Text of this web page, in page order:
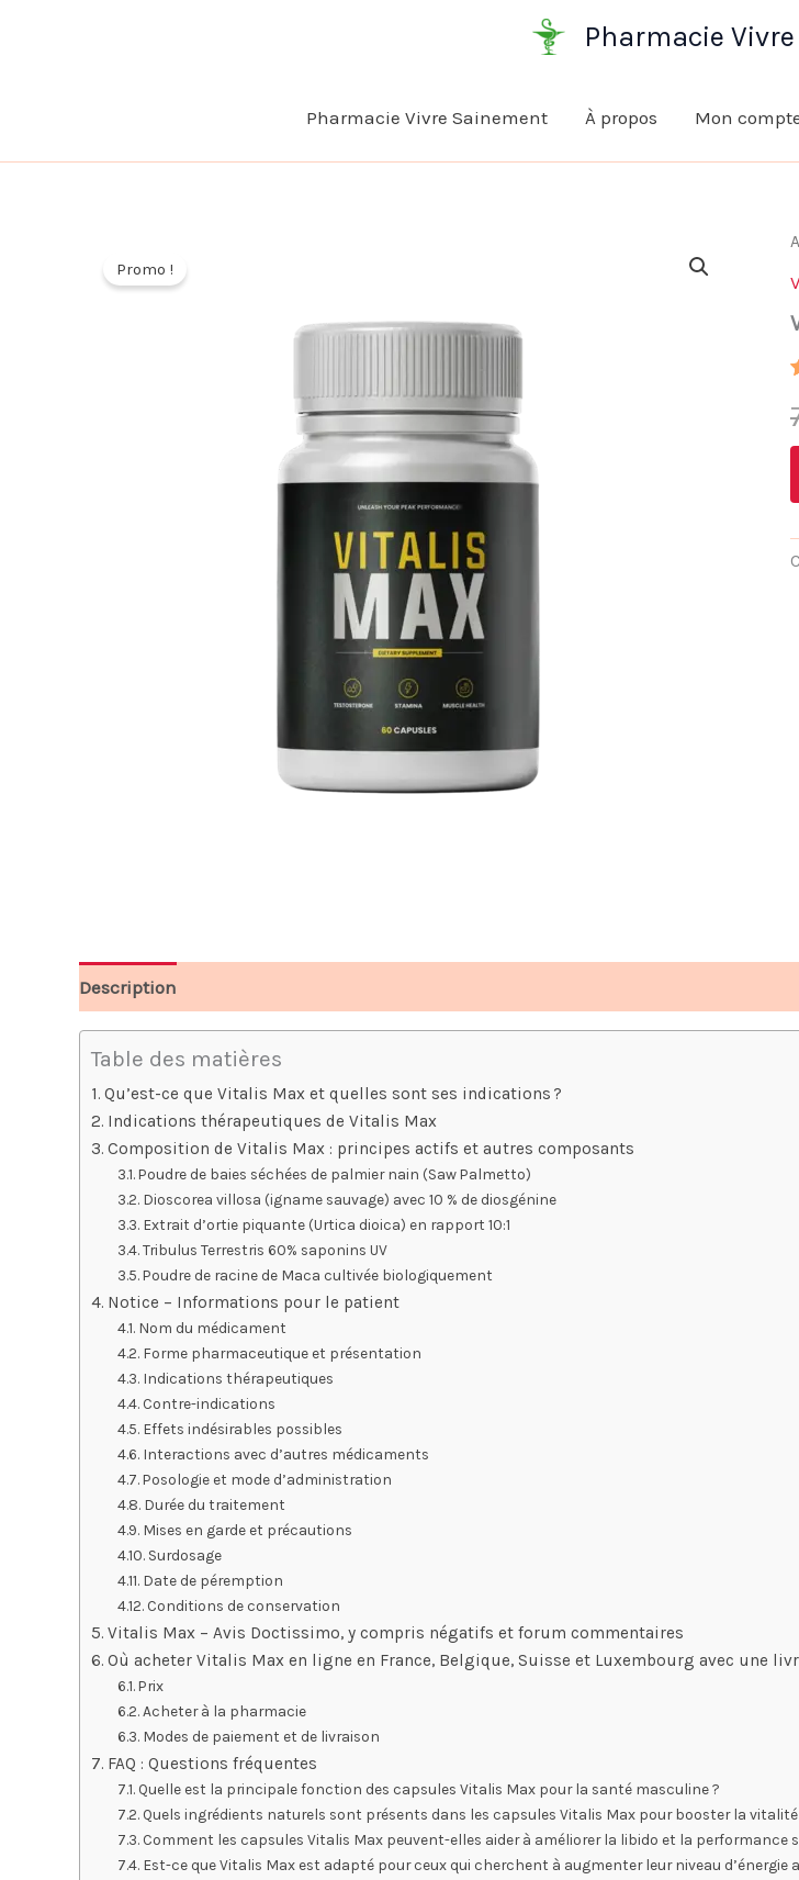
Pharmacie
Pharmacie Vivre Sainement À propos Mon
Promo !
Description
Table des matières
Qu’est-ce que Vitalis Max et quelles sont ses indications ?
Indications thérapeutiques de Vitalis Max
Composition de Vitalis Max : principes actifs et autres composants
Poudre de baies séchées de palmier nain (Saw Palmetto)
Dioscorea villosa (igname sauvage) avec 10 % de diosgénine
Extrait d’ortie piquante (Urtica dioica) en rapport 10:1
Tribulus Terrestris 60% saponins UV
Poudre de racine de Maca cultivée biologiquement
Notice – Informations pour le patient
Nom du médicament
Forme pharmaceutique et présentation
Indications thérapeutiques
Contre-indications
Effets indésirables possibles
Interactions avec d’autres médicaments
Posologie et mode d’administration
Durée du traitement
Mises en garde et précautions
Surdosage
Date de péremption
Conditions de conservation
Vitalis Max – Avis Doctissimo, y compris négatifs et forum commentaires
Où acheter Vitalis Max en ligne en France, Belgique, Suisse et Luxembourg avec une
Prix
Acheter à la pharmacie
Modes de paiement et de livraison
FAQ : Questions fréquentes
Quelle est la principale fonction des capsules Vitalis Max pour la santé masculine ?
Quels ingrédients naturels sont présents dans les capsules Vitalis Max pour booster la
Comment les capsules Vitalis Max peuvent-elles aider à améliorer la libido et la performance
Est-ce que Vitalis Max est adapté pour ceux qui cherchent à augmenter leur niveau d’énergie